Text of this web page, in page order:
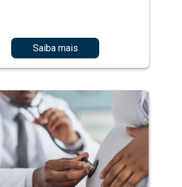
Saiba mais